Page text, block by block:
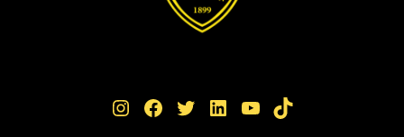
Instagram Facebook Twitter LinkedIn YouTube TikTok